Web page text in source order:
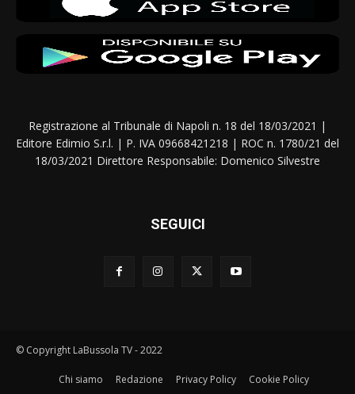
Registrazione al Tribunale di Napoli n. 18 del 18/03/2021 |
Editore Edimio S.r.l. | P. IVA 09668421218 | ROC n. 1780/21 del
18/03/2021 Direttore Responsabile: Domenico Silvestre
SEGUICI
© Copyright LaBussola TV - 2022
Chi siamo Redazione Privacy Policy Cookie Policy